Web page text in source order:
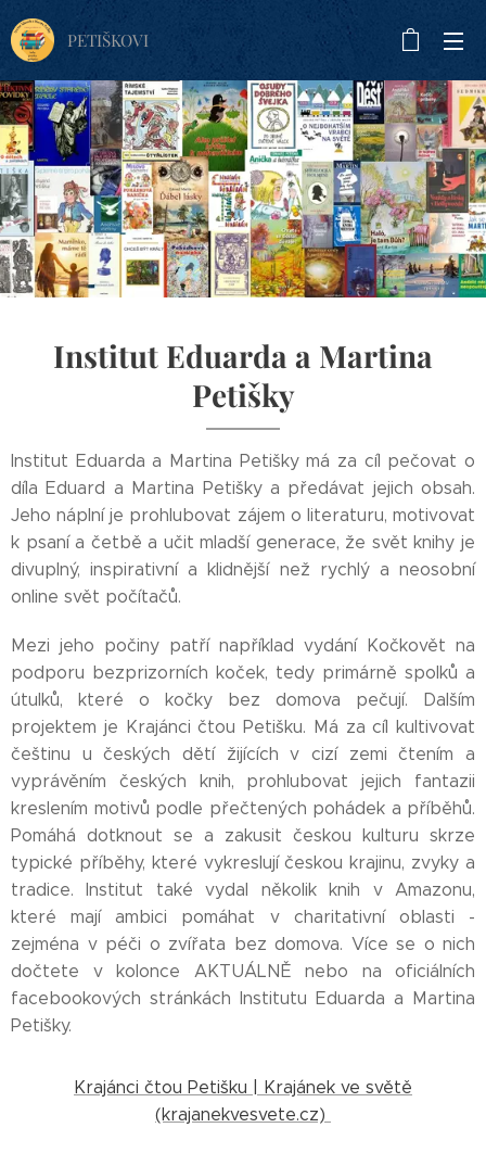
PETIŠKOVI
Institut Eduarda a Martina
Petišky
Institut Eduarda a Martina Petišky má za cíl pečovat o
díla Eduard a Martina Petišky a předávat jejich obsah.
Jeho náplní je prohlubovat zájem o literaturu, motivovat
k psaní a četbě a učit mladší generace, že svět knihy je
divuplný, inspirativní a klidnější než rychlý a neosobní
online svět počítačů.
Mezi jeho počiny patří například vydání Kočkovět na
podporu bezprizorních koček, tedy primárně spolků a
útulků, které o kočky bez domova pečují. Dalším
projektem je Krajánci čtou Petišku. Má za cíl kultivovat
češtinu u českých dětí žijících v cizí zemi čtením a
vyprávěním českých knih, prohlubovat jejich fantazii
kreslením motivů podle přečtených pohádek a příběhů.
Pomáhá dotknout se a zakusit českou kulturu skrze
typické příběhy, které vykreslují českou krajinu, zvyky a
tradice. Institut také vydal několik knih v Amazonu,
které mají ambici pomáhat v charitativní oblasti -
zejména v péči o zvířata bez domova. Více se o nich
dočtete v kolonce AKTUÁLNĚ nebo na oficiálních
facebookových stránkách Institutu Eduarda a Martina
Petišky.
Krajánci čtou Petišku | Krajánek ve světě
(krajanekvesvete.cz)